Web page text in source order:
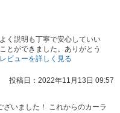
く説明も丁寧で安心していい
とができました。ありがとう
レビューを詳しく見る
投稿日：2022年11月13日 09:57
れからのカーラ